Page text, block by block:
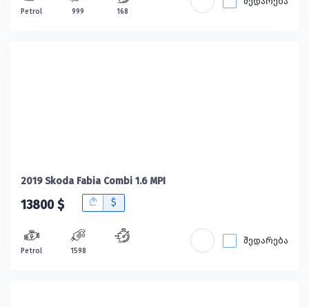
Petrol 999 168
2019 Skoda Fabia Combi 1.6 MPI
13800 $ B $
Petrol 1598
შედარება